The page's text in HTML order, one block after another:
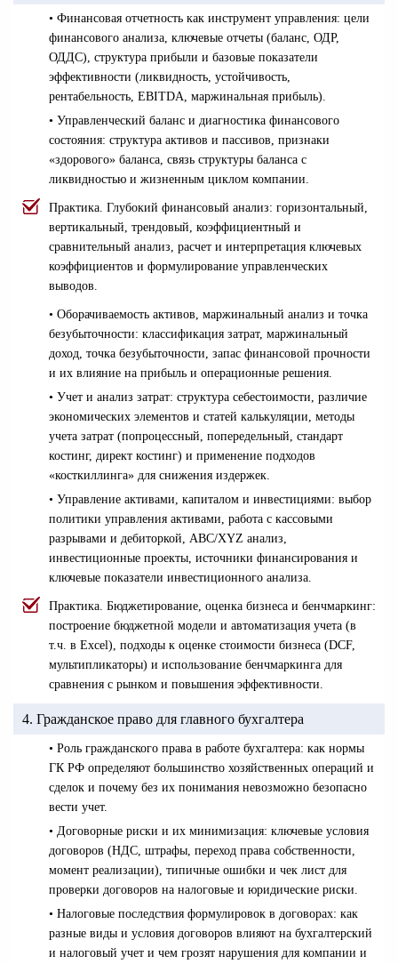
• Финансовая отчетность как инструмент управления: цели
финансового анализа, ключевые отчеты (баланс, ОДР,
ОДДС), структура прибыли и базовые показатели
эффективности (ликвидность, устойчивость,
рентабельность, EBITDA, маржинальная прибыль).
• Управленческий баланс и диагностика финансового
состояния: структура активов и пассивов, признаки
«здорового» баланса, связь структуры баланса с
ликвидностью и жизненным циклом компании.
Практика. Глубокий финансовый анализ: горизонтальный,
вертикальный, трендовый, коэффициентный и
сравнительный анализ, расчет и интерпретация ключевых
коэффициентов и формулирование управленческих
выводов.
• Оборачиваемость активов, маржинальный анализ и точка
безубыточности: классификация затрат, маржинальный
доход, точка безубыточности, запас финансовой прочности
и их влияние на прибыль и операционные решения.
• Учет и анализ затрат: структура себестоимости, различие
экономических элементов и статей калькуляции, методы
учета затрат (попроцессный, попередельный, стандарт
костинг, директ костинг) и применение подходов
«косткиллинга» для снижения издержек.
• Управление активами, капиталом и инвестициями: выбор
политики управления активами, работа с кассовыми
разрывами и дебиторкой, ABC/XYZ анализ,
инвестиционные проекты, источники финансирования и
ключевые показатели инвестиционного анализа.
Практика. Бюджетирование, оценка бизнеса и бенчмаркинг:
построение бюджетной модели и автоматизация учета (в
т.ч. в Excel), подходы к оценке стоимости бизнеса (DCF,
мультипликаторы) и использование бенчмаркинга для
сравнения с рынком и повышения эффективности.
4. Гражданское право для главного бухгалтера
• Роль гражданского права в работе бухгалтера: как нормы
ГК РФ определяют большинство хозяйственных операций и
сделок и почему без их понимания невозможно безопасно
вести учет.
• Договорные риски и их минимизация: ключевые условия
договоров (НДС, штрафы, переход права собственности,
момент реализации), типичные ошибки и чек лист для
проверки договоров на налоговые и юридические риски.
• Налоговые последствия формулировок в договорах: как
разные виды и условия договоров влияют на бухгалтерский
и налоговый учет и чем грозят нарушения для компании и